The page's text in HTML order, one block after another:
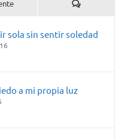
Comentarios
sola sin sentir soledad
a mi propia luz